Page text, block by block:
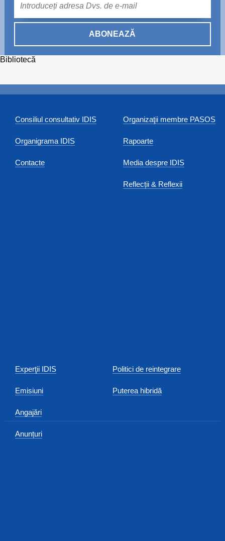
ABONEAZĂ
Bibliotecă
Consiliul consultativ IDIS
Organigrama IDIS
Contacte
Organizaţii membre PASOS
Rapoarte
Media despre IDIS
Reflecții & Reflexii
Experţii IDIS
Emisiuni
Angajări
Anunțuri
Politici de reintegrare
Puterea hibridă